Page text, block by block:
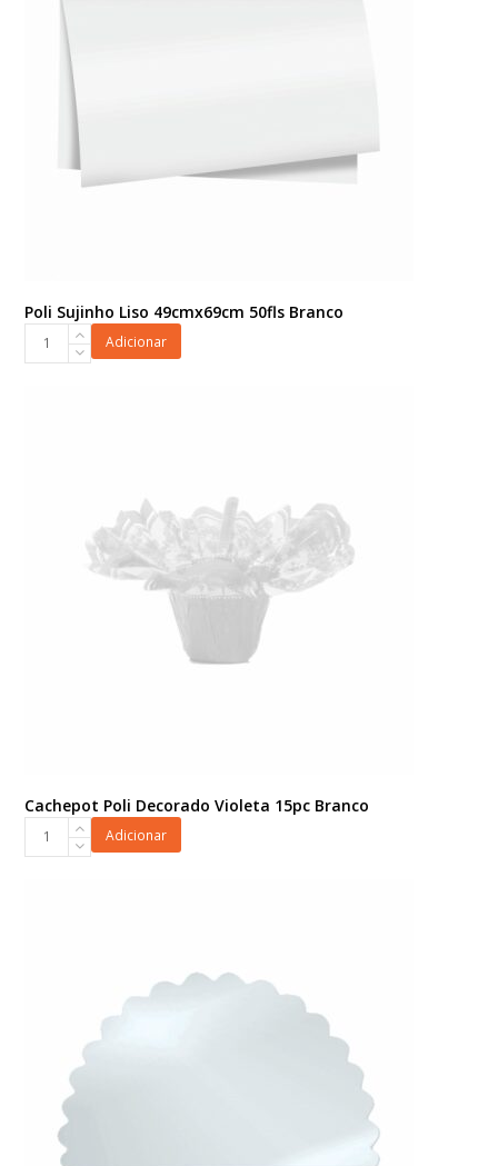
Poli Sujinho Liso 49cmx69cm 50fls Branco
Poli
Adicionar
Cachepot Poli Decorado Violeta 15pc Branco
Cachepot
Adicionar